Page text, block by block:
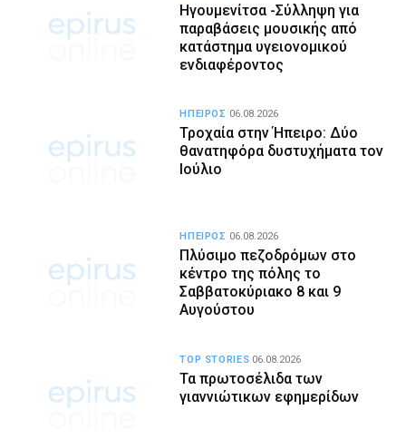
Ηγουμενίτσα -Σύλληψη για
παραβάσεις μουσικής από
κατάστημα υγειονομικού
ενδιαφέροντος
Τροχαία στην Ήπειρο: Δύο
θανατηφόρα δυστυχήματα τον
Ιούλιο
ΗΠΕΙΡΟΣ 06.08.2026
Πλύσιμο πεζοδρόμων στο
κέντρο της πόλης το
Σαββατοκύριακο 8 και 9
Αυγούστου
ΗΠΕΙΡΟΣ 06.08.2026
Τα πρωτοσέλιδα των
γιαννιώτικων εφημερίδων
TOP STORIES 06.08.2026